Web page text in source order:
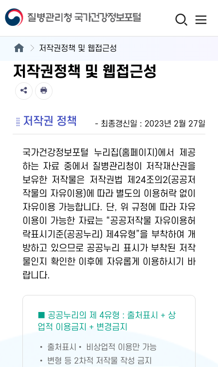
저작권정책 및 웹접근성
저작권정책 및 웹접근성
- 최종갱신일 : 2023년 2월 27일
저작권 정책
국가건강정보포털 누리집(홈페이지)에서 제공
하는 자료 중에서 질병관리청이 저작재산권을
보유한 저작물은 저작권법 제24조의2(공공저
작물의 자유이용)에 따라 별도의 이용허락 없이
자유이용 가능합니다. 단, 위 규정에 따라 자유
이용이 가능한 자료는 “공공저작물 자유이용허
락표시기준(공공누리) 제4유형”을 부착하여 개
방하고 있으므로 공공누리 표시가 부착된 저작
물인지 확인한 이후에 자유롭게 이용하시기 바
랍니다.
■ 공공누리의 제 4유형 : 출처표시 + 상
업적 이용금지 + 변경금지
• 출처표시 • 비상업적 이용만 가능
• 변형 등 2차적 저작물 작성 금지